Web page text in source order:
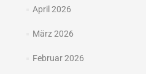
April 2026
März 2026
Februar 2026